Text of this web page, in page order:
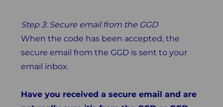
Step 3: Secure email from the GGD
When the code has been accepted, the
secure email from the GGD is sent to your
email inbox.
Have you received a secure email and are